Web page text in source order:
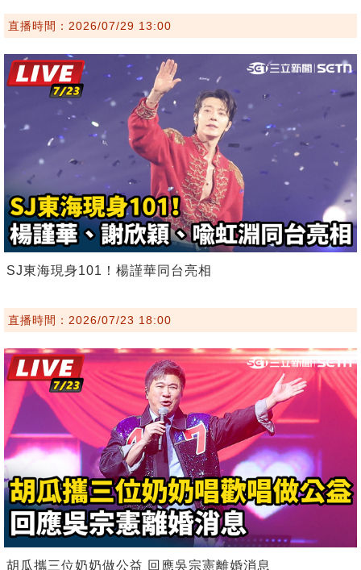
直播時間：2026/07/29 13:00
SJ東海現身101！楊謹華同台亮相
直播時間：2026/07/23 18:00
胡瓜攜三位奶奶做公益 回應吳宗憲離婚消息